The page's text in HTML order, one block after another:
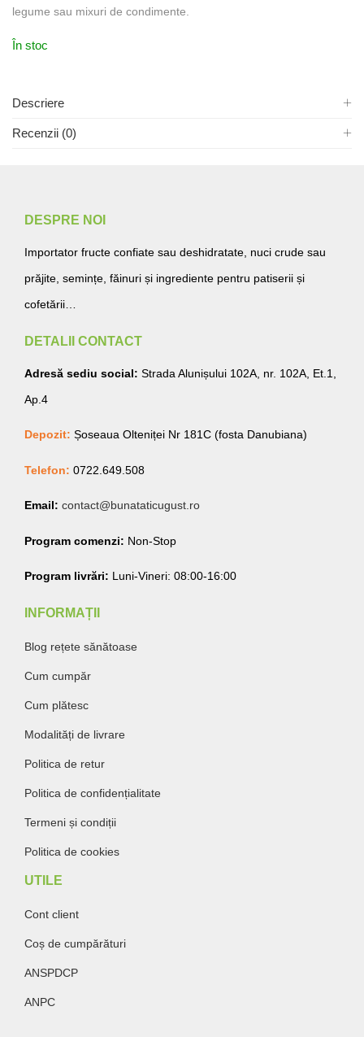
legume sau mixuri de condimente.
În stoc
Descriere
Recenzii (0)
DESPRE NOI
Importator fructe confiate sau deshidratate, nuci crude sau
prăjite, semințe, făinuri și ingrediente pentru patiserii și
cofetării…
DETALII CONTACT
Adresă sediu social: Strada Alunișului 102A, nr. 102A, Et.1,
Ap.4
Depozit: Șoseaua Olteniței Nr 181C (fosta Danubiana)
Telefon: 0722.649.508
Email: contact@bunataticugust.ro
Program comenzi: Non-Stop
Program livrări: Luni-Vineri: 08:00-16:00
INFORMAȚII
Blog rețete sănătoase
Cum cumpăr
Cum plătesc
Modalități de livrare
Politica de retur
Politica de confidențialitate
Termeni și condiții
Politica de cookies
UTILE
Cont client
Coș de cumpărături
ANSPDCP
ANPC